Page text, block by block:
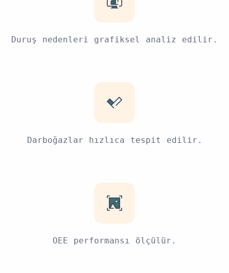
Duruş nedenleri grafiksel analiz edilir.
Darboğazlar hızlıca tespit edilir.
OEE performansı ölçülür.